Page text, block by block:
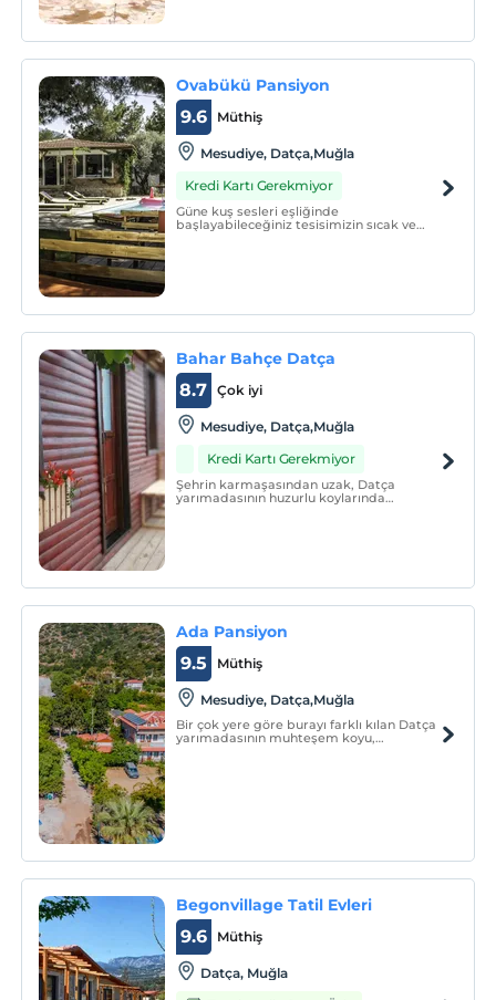
Ovabükü Pansiyon
Müthiş
9.6
Mesudiye, Datça,Muğla
Kredi Kartı Gerekmiyor
Güne kuş sesleri eşliğinde
başlayabileceğiniz tesisimizin sıcak ve
Bahar Bahçe Datça
Çok iyi
8.7
Mesudiye, Datça,Muğla
Kredi Kartı Gerekmiyor
Şehrin karmaşasından uzak, Datça
yarımadasının huzurlu koylarında
Ada Pansiyon
Müthiş
9.5
Mesudiye, Datça,Muğla
Bir çok yere göre burayı farklı kılan Datça
yarımadasının muhteşem koyu,
Begonvillage Tatil Evleri
Müthiş
9.6
Datça, Muğla